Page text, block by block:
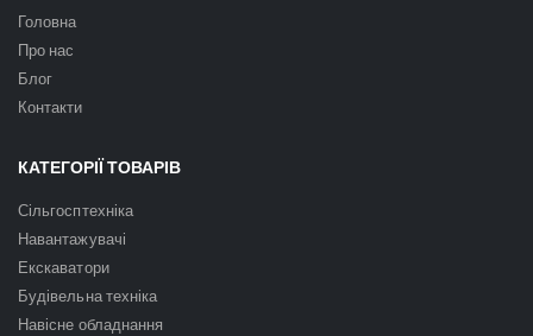
Головна
Про нас
Блог
Контакти
КАТЕГОРІЇ ТОВАРІВ
Сільгосптехніка
Навантажувачі
Екскаватори
Будівельна техніка
Навісне обладнання